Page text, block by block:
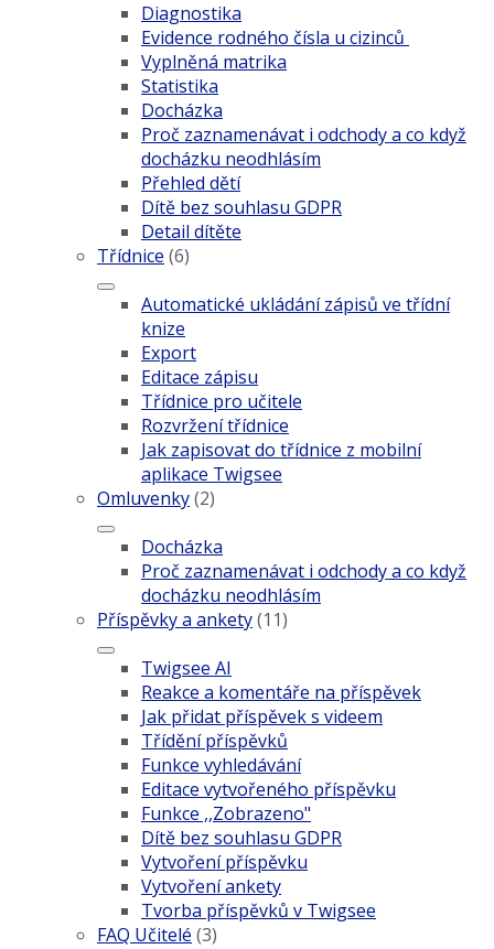
Diagnostika
Evidence rodného čísla u cizinců
Vyplněná matrika
Statistika
Docházka
Proč zaznamenávat i odchody a co když
docházku neodhlásím
Přehled dětí
Dítě bez souhlasu GDPR
Detail dítěte
Třídnice (6)
Automatické ukládání zápisů ve třídní
knize
Export
Editace zápisu
Třídnice pro učitele
Rozvržení třídnice
Jak zapisovat do třídnice z mobilní
aplikace Twigsee
Omluvenky(2)
Docházka
Proč zaznamenávat i odchody a co když
docházku neodhlásím
Příspěvky a ankety(11)
Twigsee AI
Reakce a komentáře na příspěvek
Jak přidat příspěvek s videem
Třídění příspěvků
Funkce vyhledávání
Editace vytvořeného příspěvku
Funkce ,,Zobrazeno"
Dítě bez souhlasu GDPR
Vytvoření příspěvku
Vytvoření ankety
Tvorba příspěvků v Twigsee
FAQ Učitelé (3)